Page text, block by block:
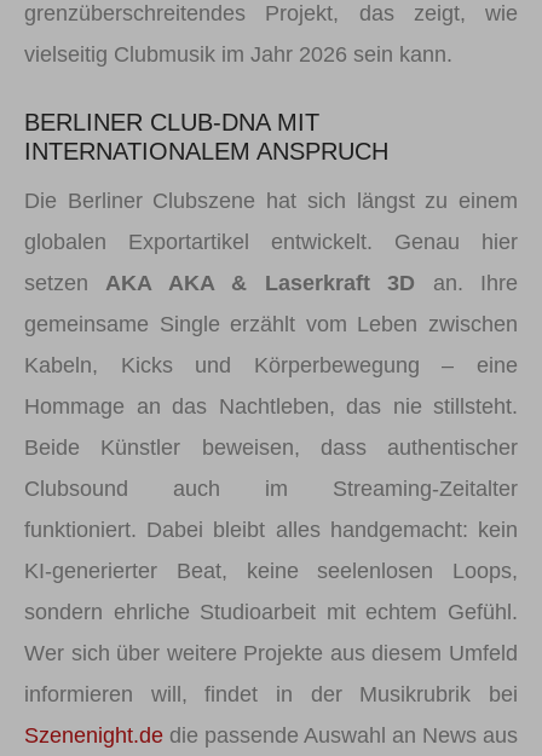
grenzüberschreitendes Projekt, das zeigt, wie
vielseitig Clubmusik im Jahr 2026 sein kann.
BERLINER CLUB-DNA MIT
INTERNATIONALEM ANSPRUCH
Die Berliner Clubszene hat sich längst zu einem
globalen Exportartikel entwickelt. Genau hier
setzenAKA AKA & Laserkraft 3D an. Ihre
gemeinsame Single erzählt vom Leben zwischen
Kabeln, Kicks und Körperbewegung – eine
Hommage an das Nachtleben, das nie stillsteht.
Beide Künstler beweisen, dass authentischer
Clubsound auch im Streaming-Zeitalter
funktioniert. Dabei bleibt alles handgemacht: kein
KI-generierter Beat, keine seelenlosen Loops,
sondern ehrliche Studioarbeit mit echtem Gefühl.
Wer sich über weitere Projekte aus diesem Umfeld
informieren will, findet in der Musikrubrik bei
Szenenight.de die passende Auswahl an News aus